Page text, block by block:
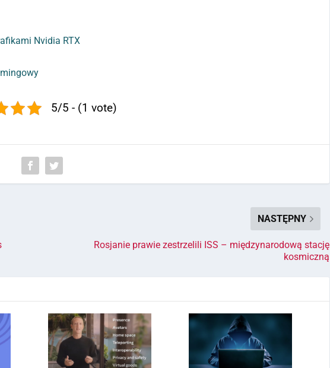
Nvidia RTX
5/5 - (1 vote)
NASTĘPNY
Rosjanie prawie zestrzelili ISS – międzynarodową stację
kosmiczną